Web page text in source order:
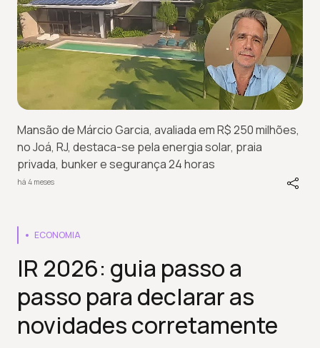
Mansão de Márcio Garcia, avaliada em R$ 250 milhões,
no Joá, RJ, destaca-se pela energia solar, praia
privada, bunker e segurança 24 horas
há 4 meses
ECONOMIA
IR 2026: guia passo a
passo para declarar as
novidades corretamente